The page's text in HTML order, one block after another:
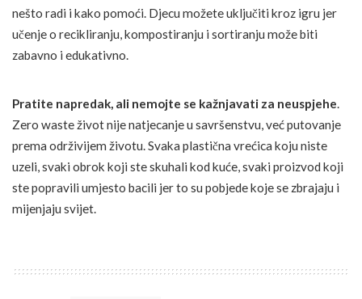
nešto radi i kako pomoći. Djecu možete uključiti kroz igru jer
učenje o recikliranju, kompostiranju i sortiranju može biti
zabavno i edukativno.
Pratite napredak, ali nemojte se kažnjavati za neuspjehe.
Zero waste život nije natjecanje u savršenstvu, već putovanje
prema održivijem životu. Svaka plastična vrećica koju niste
uzeli, svaki obrok koji ste skuhali kod kuće, svaki proizvod koji
ste popravili umjesto bacili jer to su pobjede koje se zbrajaju i
mijenjaju svijet.